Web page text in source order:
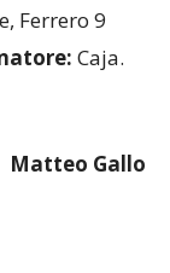
Ferrero 9
Caja.
Matteo Gallo